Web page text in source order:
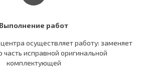
Выполнение работ
осуществляет работу: заменяет
исправной оригинальной
комплектующей